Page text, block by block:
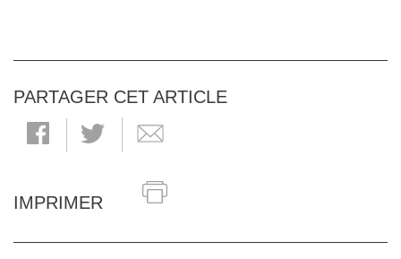
PARTAGER CET ARTICLE
IMPRIMER